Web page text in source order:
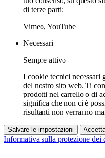
di terze parti:
Vimeo, YouTube
Necessari
Sempre attivo
I cookie tecnici necessari
del nostro sito web. Ti
prodotti nel carrello o di
significa che non ci è
risultanti non verranno
Salvare le impostazioni Accetta
Informativa sulla protezione dei